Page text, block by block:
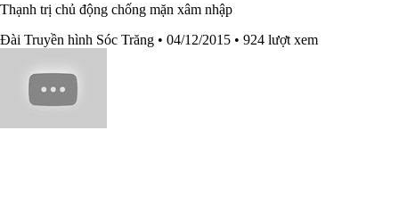
Thạnh trị chủ động chống mặn xâm nhập
Đài Truyền hình Sóc Trăng • 04/12/2015 • 924 lượt xem